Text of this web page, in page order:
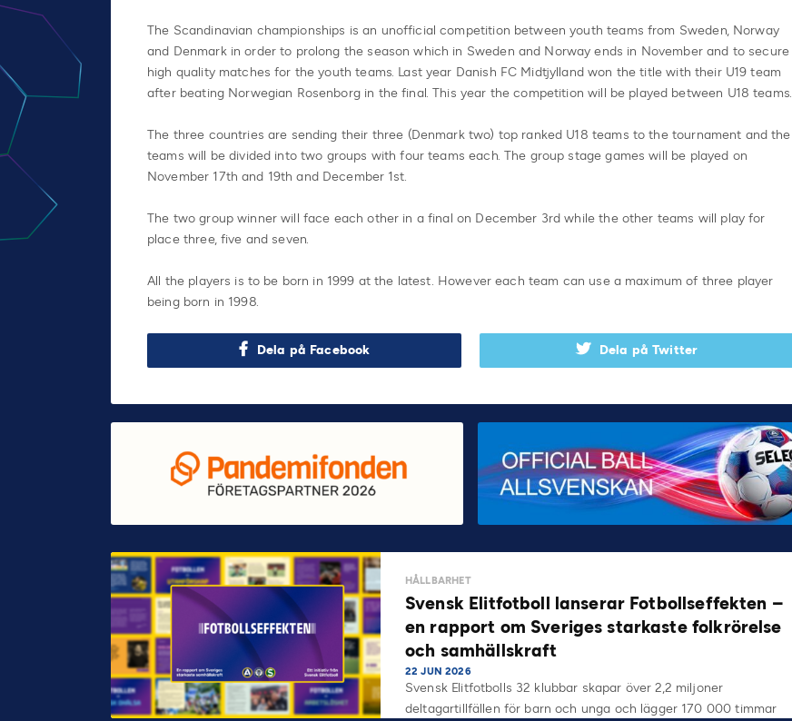
The Scandinavian championships is an unofficial competition between youth teams from Sweden, Norway
and Denmark in order to prolong the season which in Sweden and Norway ends in November and to secure
high quality matches for the youth teams. Last year Danish FC Midtjylland won the title with their U19 team
after beating Norwegian Rosenborg in the final. This year the competition will be played between U18 teams.
The three countries are sending their three (Denmark two) top ranked U18 teams to the tournament and the
teams will be divided into two groups with four teams each. The group stage games will be played on
November 17th and 19th and December 1st.
The two group winner will face each other in a final on December 3rd while the other teams will play for
place three, five and seven.
All the players is to be born in 1999 at the latest. However each team can use a maximum of three player
being born in 1998.
Dela på Facebook Dela på Twitter
HÅLLBARHET
Svensk Elitfotboll lanserar Fotbollseffekten –
en rapport om Sveriges starkaste folkrörelse
och samhällskraft
22 JUN 2026
Svensk Elitfotbolls 32 klubbar skapar över 2,2 miljoner
deltagartillfällen för barn och unga och lägger 170 000 timmar